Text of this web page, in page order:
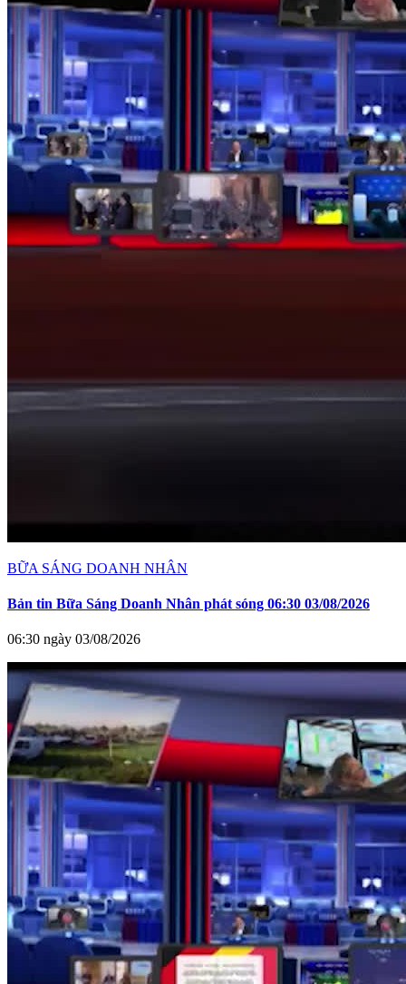
BỮA SÁNG DOANH NHÂN
Bản tin Bữa Sáng Doanh Nhân phát sóng 06:30 03/08/2026
06:30 ngày 03/08/2026